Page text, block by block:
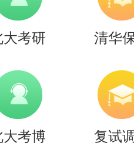
大考研 清华
大考博 复试